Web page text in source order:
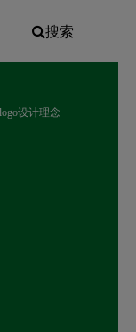
搜索
logo设计理念